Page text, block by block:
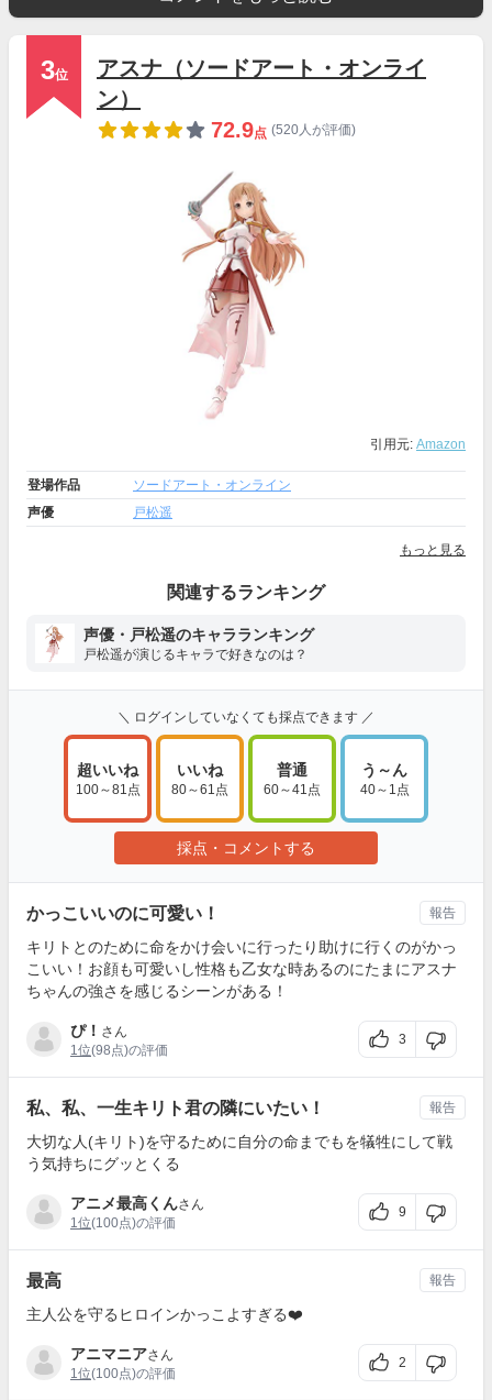
3位
アスナ（ソードアート・オンライ
ン）
72.9点 (520人が評価)
引用元: Amazon
登場作品
ソードアート・オンライン
声優
戸松遥
もっと見る
関連するランキング
声優・戸松遥のキャラランキング
戸松遥が演じるキャラで好きなのは？
＼ ログインしていなくても採点できます ／
超いいね
100～81点
いいね
80～61点
普通
60～41点
う～ん
40～1点
採点・コメントする
かっこいいのに可愛い！
キリトとのために命をかけ会いに行ったり助けに行くのがかっ
こいい！お顔も可愛いし性格も乙女な時あるのにたまにアスナ
ちゃんの強さを感じるシーンがある！
ぴ！ さん
1位(98点)の評価
3
報告
私、私、一生キリト君の隣にいたい！
大切な人(キリト)を守るために自分の命までもを犠牲にして戦
う気持ちにグッとくる
アニメ最高くんさん
1位(100点)の評価
9
報告
最高
主人公を守るヒロインかっこよすぎる❤️
アニマニアさん
1位(100点)の評価
2
報告